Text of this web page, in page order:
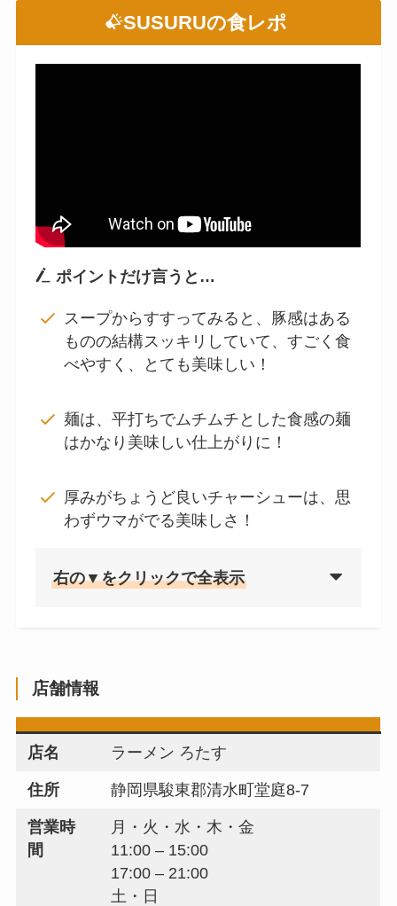
SUSURUの食レポ
ポイントだけ言うと…
スープからすすってみると、豚感はある
ものの結構スッキリしていて、すごく食
べやすく、とても美味しい！
麺は、平打ちでムチムチとした食感の麺
はかなり美味しい仕上がりに！
厚みがちょうど良いチャーシューは、思
わずウマがでる美味しさ！
右の▼をクリックで全表示
店舗情報
店名 ラーメン ろたす
住所 静岡県駿東郡清水町堂庭8-7
営業時
間
月・火・水・木・金
11:00 – 15:00
17:00 – 21:00
土・日